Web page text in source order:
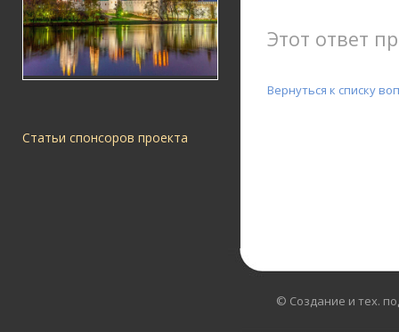
Статьи спонсоров проекта
Этот ответ
Вернуться к списку
© Создание и тех.